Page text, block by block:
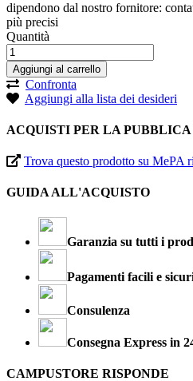
dipendono dal nostro fornitore:
più precisi
Quantità
Aggiungi al carrello
Confronta
Aggiungi alla lista dei desideri
ACQUISTI PER LA
Trova questo prodotto su MePA
GUIDA ALL'ACQUISTO
Garanzia su tutti i
Pagamenti facili e
Consulenza
Consegna Express in
CAMPUSTORE RISPONDE